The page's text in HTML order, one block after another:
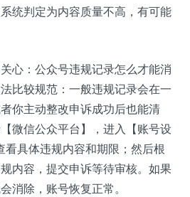
统判定为内容质量不高，有可能
心：公众号违规记录怎么才能消
比较规范：一般违规记录会在一
你主动整改申诉成功后也能清
微信公众平台】，进入【账号设
具体违规内容和期限；然后根
内容，提交申诉等待审核。如果
消除，账号恢复正常。